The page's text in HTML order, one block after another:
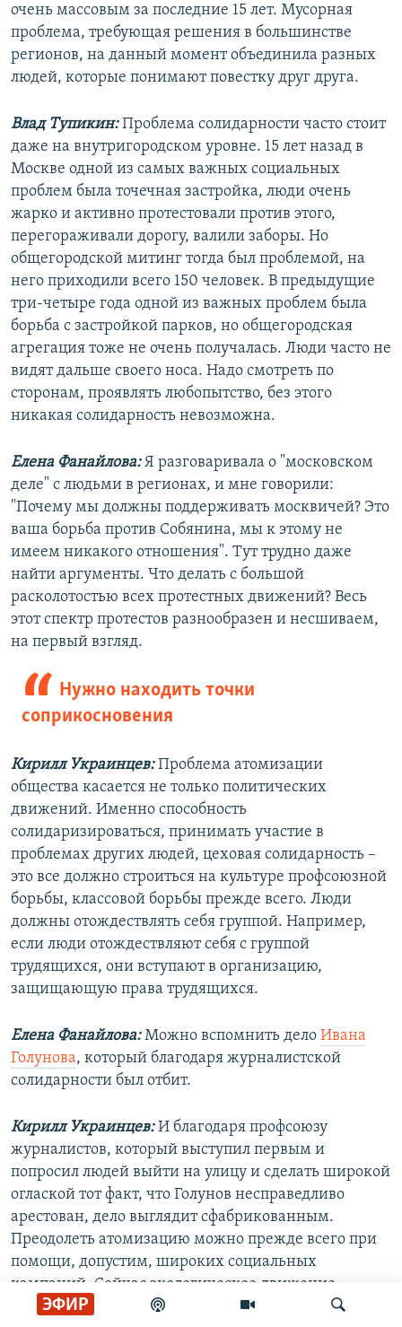
ЭФИР
очень массовым за последние 15 лет. Мусорная
проблема, требующая решения в большинстве
регионов, на данный момент объединила разных
людей, которые понимают повестку друг друга.
Влад Тупикин:Проблема солидарности часто стоит
даже на внутригородском уровне. 15 лет назад в
Москве одной из самых важных социальных
проблем была точечная застройка, люди очень
жарко и активно протестовали против этого,
перегораживали дорогу, валили заборы. Но
общегородской митинг тогда был проблемой, на
него приходили всего 150 человек. В предыдущие
три-четыре года одной из важных проблем была
борьба с застройкой парков, но общегородская
агрегация тоже не очень получалась. Люди часто не
видят дальше своего носа. Надо смотреть по
сторонам, проявлять любопытство, без этого
никакая солидарность невозможна.
Елена Фанайлова:Я разговаривала о "московском
деле" с людьми в регионах, и мне говорили:
"Почему мы должны поддерживать москвичей? Это
ваша борьба против Собянина, мы к этому не
имеем никакого отношения". Тут трудно даже
найти аргументы. Что делать с большой
расколотостью всех протестных движений? Весь
этот спектр протестов разнообразен и несшиваем,
на первый взгляд.
Нужно находить точки
соприкосновения
Кирилл Украинцев:Проблема атомизации
общества касается не только политических
движений. Именно способность
солидаризироваться, принимать участие в
проблемах других людей, цеховая солидарность –
это все должно строиться на культуре профсоюзной
борьбы, классовой борьбы прежде всего. Люди
должны отождествлять себя группой. Например,
если люди отождествляют себя с группой
трудящихся, они вступают в организацию,
защищающую права трудящихся.
Елена Фанайлова:Можно вспомнить дело Ивана
Голунова, который благодаря журналистской
солидарности был отбит.
Кирилл Украинцев:И благодаря профсоюзу
журналистов, который выступил первым и
попросил людей выйти на улицу и сделать широкой
оглаской тот факт, что Голунов несправедливо
арестован, дело выглядит сфабрикованным.
Преодолеть атомизацию можно прежде всего при
помощи, допустим, широких социальных
кампаний. Сейчас экологическое движение
объединяет людей в борьбе за общее – природу, лес,